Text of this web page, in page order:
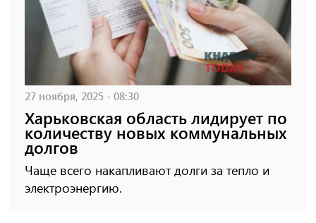
27 ноября, 2025 - 08:30
Харьковская область лидирует по
количеству новых коммунальных
долгов
Чаще всего накапливают долги за тепло и
электроэнергию.